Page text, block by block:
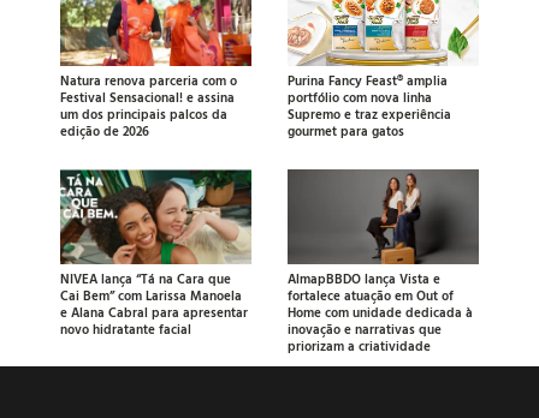
Natura renova parceria com o
Festival Sensacional! e assina
um dos principais palcos da
edição de 2026
Purina Fancy Feast® amplia
portfólio com nova linha
Supremo e traz experiência
gourmet para gatos
NIVEA lança “Tá na Cara que
Cai Bem” com Larissa Manoela
e Alana Cabral para apresentar
novo hidratante facial
AlmapBBDO lança Vista e
fortalece atuação em Out of
Home com unidade dedicada à
inovação e narrativas que
priorizam a criatividade